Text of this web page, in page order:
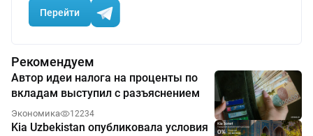
Перейти
Рекомендуем
Автор идеи налога на проценты по
вкладам выступил с разъяснением
Экономика 12234
Kia Uzbekistan опубликовала условия